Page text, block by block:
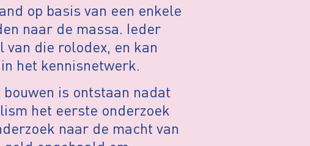
op basis van een enkele
naar de massa. Ieder
die rolodex, en kan
het kennisnetwerk.
is ontstaan nadat
het eerste onderzoek
naar de macht van